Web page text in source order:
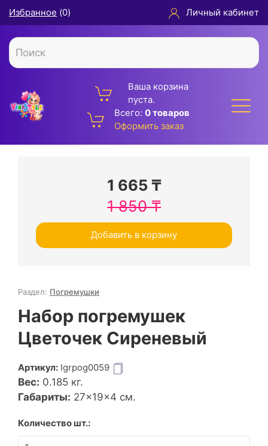
Избранное (0) Личный кабинет
Ваша корзина
пуста.
Всего: 0 товаров
Оформить заказ
1 665₸
1 850₸
Добавить в корзину
Раздел: Погремушки
Набор погремушек
Цветочек Сиреневый
Артикул: Igrpog0059
Вес: 0.185 кг.
Габариты: 27×19×4 см.
Количество шт.: